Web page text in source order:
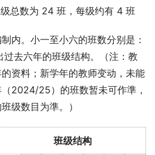
总数为 24 班，每级约有 4 班
内。小一至小六的班数分别是：
去六年的班级结构。（注：教
资料；新学年的教师变动，未能
2024/25）的班数暂未可作準，
级数目为準。）
班级结构